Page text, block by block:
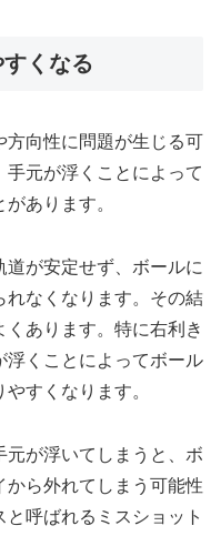
くなる
方向性に問題が生じる可
元が浮くことによって
あります。
が安定せず、ボールに
れなくなります。その結
あります。特に右利き
浮くことによってボール
すくなります。
が浮いてしまうと、ボ
から外れてしまう可能性
呼ばれるミスショット